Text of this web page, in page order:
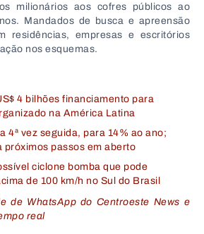
milionários aos cofres públicos ao
Mandados de busca e apreensão
residências, empresas e escritórios
nos esquemas.
4 bilhões financiamento para
na América Latina
4ª vez seguida, para 14% ao ano;
próximos passos em aberto
ciclone bomba que pode
de 100 km/h no Sul do Brasil
de WhatsApp do Centroeste News e
real